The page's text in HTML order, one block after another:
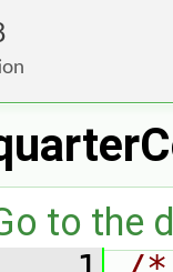
Foundation
to the